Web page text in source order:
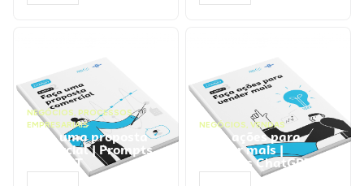
NEGÓCIOS, PROCESSOS
EMPRESARIAIS
Faça uma proposta
comercial | Prompts
ChatGPT
NEGÓCIOS, VENDAS
Faça ações para
vender mais |
Prompts ChatGPT